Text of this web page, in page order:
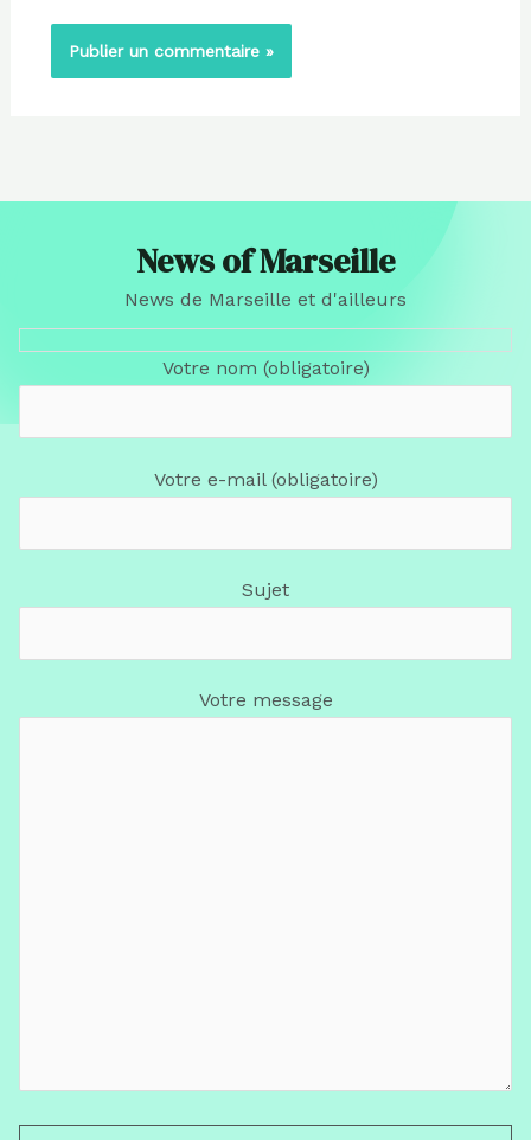
News of Marseille
News de Marseille et d'ailleurs
Votre nom (obligatoire)
Votre e-mail (obligatoire)
Sujet
Votre message